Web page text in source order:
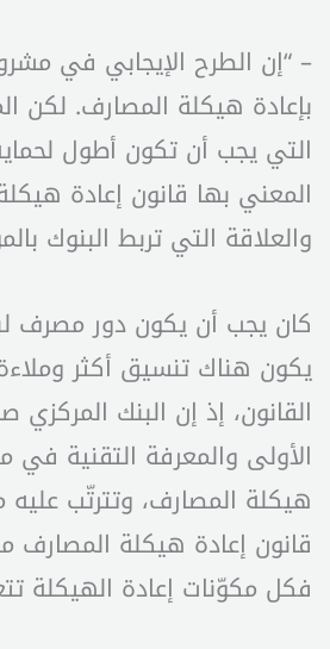
– “إن الطرح الإيجابي في
بإعادة هيكلة المصارف. لكن
التي يجب أن تكون أطول
المعني بها قانون إعادة
والعلاقة التي تربط البنوك
كان يجب أن يكون دور مصرف
يكون هناك تنسيق أكثر
القانون، إذ إن البنك المركزي
الأولى والمعرفة التقنية في
هيكلة المصارف، وتترتّب
قانون إعادة هيكلة
فكل مكوّنات إعادة الهيكلة